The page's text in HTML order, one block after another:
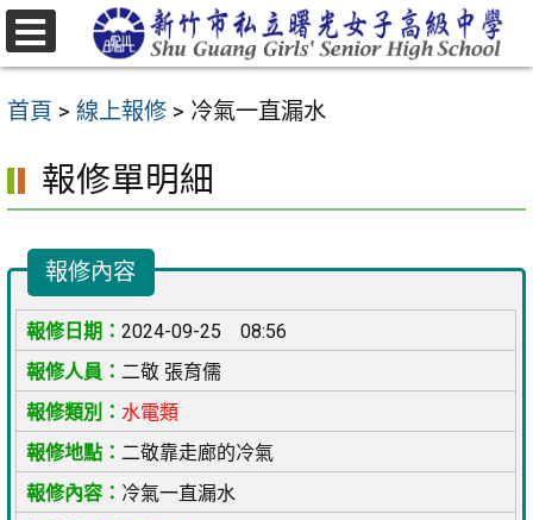
跳
至
要
容
首頁 > 線上報修 > 冷氣一直漏水
報修單明細
報修內容
2024-09-25 08:56
二敬 張育儒
水電類
二敬靠走廊的冷氣
冷氣一直漏水
選
單